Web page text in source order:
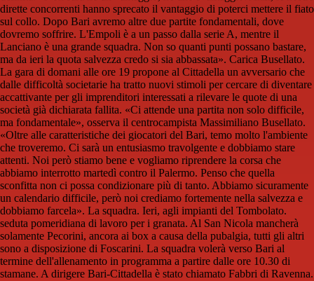
dirette concorrenti hanno sprecato il vantaggio di poterci mettere il fiato
sul collo. Dopo Bari avremo altre due partite fondamentali, dove
dovremo soffrire. L'Empoli è a un passo dalla serie A, mentre il
Lanciano è una grande squadra. Non so quanti punti possano bastare,
ma da ieri la quota salvezza credo si sia abbassata». Carica Busellato.
La gara di domani alle ore 19 propone al Cittadella un avversario che
dalle difficoltà societarie ha tratto nuovi stimoli per cercare di diventare
accattivante per gli imprenditori interessati a rilevare le quote di una
società già dichiarata fallita. «Ci attende una partita non solo difficile,
ma fondamentale», osserva il centrocampista Massimiliano Busellato.
«Oltre alle caratteristiche dei giocatori del Bari, temo molto l'ambiente
che troveremo. Ci sarà un entusiasmo travolgente e dobbiamo stare
attenti. Noi però stiamo bene e vogliamo riprendere la corsa che
abbiamo interrotto martedì contro il Palermo. Penso che quella
sconfitta non ci possa condizionare più di tanto. Abbiamo sicuramente
un calendario difficile, però noi crediamo fortemente nella salvezza e
dobbiamo farcela». La squadra. Ieri, agli impianti del Tombolato.
seduta pomeridiana di lavoro per i granata. Al San Nicola mancherà
solamente Pecorini, ancora ai box a causa della pubalgia, tutti gli altri
sono a disposizione di Foscarini. La squadra volerà verso Bari al
termine dell'allenamento in programma a partire dalle ore 10.30 di
stamane. A dirigere Bari-Cittadella è stato chiamato Fabbri di Ravenna.